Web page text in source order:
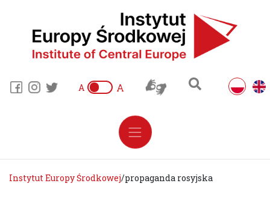
A A
Instytut Europy Środkowej/propaganda rosyjska